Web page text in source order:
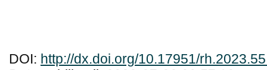
DOI: http://dx.doi.org/10.17951/